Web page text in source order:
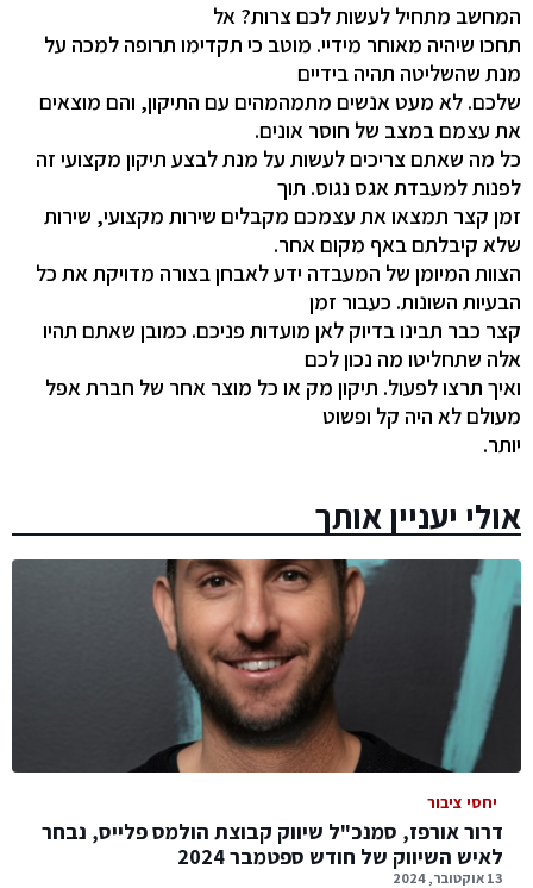
המחשב מתחיל לעשות לכם צרות? אל
תחכו שיהיה מאוחר מידיי. מוטב כי תקדימו תרופה למכה על
מנת שהשליטה תהיה בידיים
שלכם. לא מעט אנשים מתמהמהים עם התיקון, והם מוצאים
את עצמם במצב של חוסר אונים.
כל מה שאתם צריכים לעשות על מנת לבצע תיקון מקצועי זה
לפנות למעבדת אגס נגוס. תוך
זמן קצר תמצאו את עצמכם מקבלים שירות מקצועי, שירות
שלא קיבלתם באף מקום אחר.
הצוות המיומן של המעבדה ידע לאבחן בצורה מדויקת את כל
הבעיות השונות. כעבור זמן
קצר כבר תבינו בדיוק לאן מועדות פניכם. כמובן שאתם תהיו
אלה שתחליטו מה נכון לכם
ואיך תרצו לפעול. תיקון מק או כל מוצר אחר של חברת אפל
מעולם לא היה קל ופשוט
יותר.
אולי יעניין אותך
יחסי ציבור
דרור אורפז, סמנכ"ל שיווק קבוצת הולמס פלייס, נבחר
לאיש השיווק של חודש ספטמבר 2024
13 אוקטובר, 2024